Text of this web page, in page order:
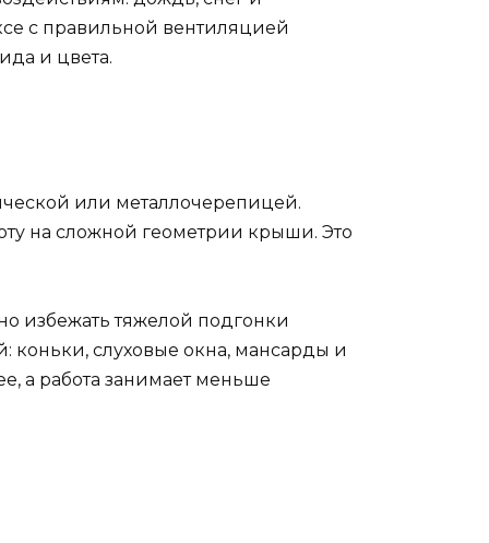
с правильной вентиляцией
и цвета.
или металлочерепицей.
на сложной геометрии крыши. Это
избежать тяжелой подгонки
коньки, слуховые окна, мансарды и
а работа занимает меньше